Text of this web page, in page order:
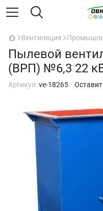
Вентиляция
Пылевой
(ВРП) №6,3 22
Артикул:ve-18265